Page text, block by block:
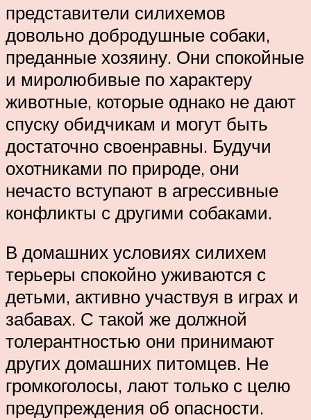
представители силихемов
довольно добродушные собаки,
преданные хозяину. Они спокойные
и миролюбивые по характеру
животные, которые однако не дают
спуску обидчикам и могут быть
достаточно своенравны. Будучи
охотниками по природе, они
нечасто вступают в агрессивные
конфликты с другими собаками.
В домашних условиях силихем
терьеры спокойно уживаются с
детьми, активно участвуя в играх и
забавах. С такой же должной
толерантностью они принимают
других домашних питомцев. Не
громкоголосы, лают только с целю
предупреждения об опасности.